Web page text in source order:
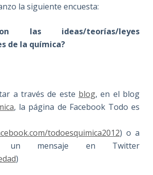
la siguiente encuesta:
las ideas/teorías/leyes
de la química?
a través de este blog, en el blog
, la página de Facebook Todo es
todoesquimica2012) o a
un mensaje en Twitter
)